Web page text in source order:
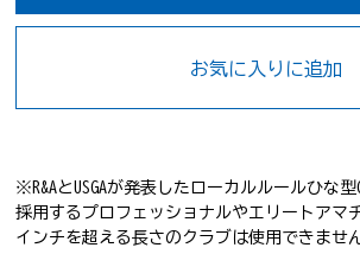
お気に入りに追加
※R&AとUSGAが発表したローカルルールひな型
採用するプロフェッショナルやエリートアマ
インチを超える長さのクラブは使用できません